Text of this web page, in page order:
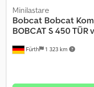
Fürth 1 323 km
Minilastare
Bobcat Bobcat
BOBCAT S 450 TÜR